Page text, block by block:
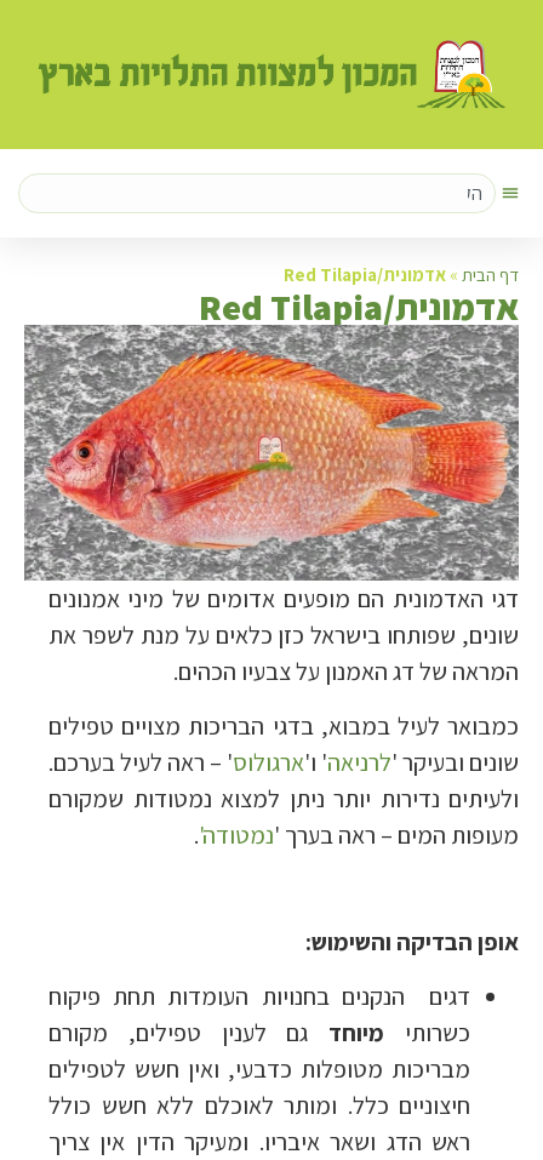
דף הבית » אדמונית/Red Tilapia
אדמונית/Red Tilapia
דגי האדמונית הם מופעים אדומים של מיני אמנונים
שונים, שפותחו בישראל כזן כלאים על מנת לשפר את
המראה של דג האמנון על צבעיו הכהים.
כמבואר לעיל במבוא, בדגי הבריכות מצויים טפילים
שונים ובעיקר 'לרניאה' ו'ארגולוס' – ראה לעיל בערכם.
ולעיתים נדירות יותר ניתן למצוא נמטודות שמקורם
מעופות המים – ראה בערך 'נמטודה'.
אופן הבדיקה והשימוש:
דגים הנקנים בחנויות העומדות תחת פיקוח
כשרותי מיוחד גם לענין טפילים, מקורם
מבריכות מטופלות כדבעי, ואין חשש לטפילים
חיצוניים כלל. ומותר לאוכלם ללא חשש כולל
ראש הדג ושאר איבריו. ומעיקר הדין אין צריך